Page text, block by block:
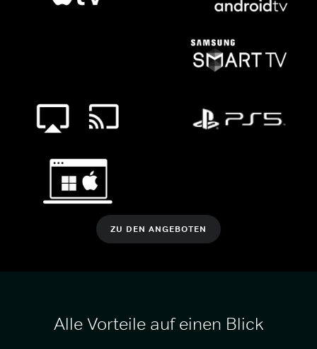
ZU DEN ANGEBOTEN
Alle Vorteile auf einen Blick